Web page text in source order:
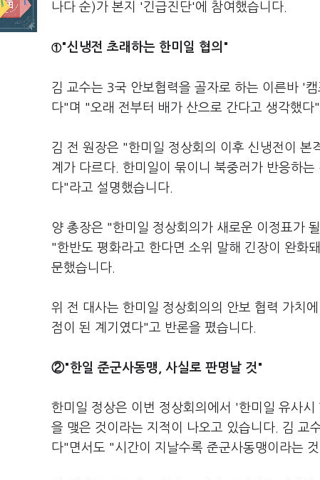
나다 순)가 본지 '긴급진단'에 참여했습니다.
①"신냉전 초래하는 한미일 협의"
김 교수는 3국 안보협력을 골자로 하는 이른바 '
다"며 "오래 전부터 배가 산으로 간다고 생각했다
김 전 원장은 "한미일 정상회의 이후 신냉전이
계가 다르다. 한미일이 묶이니 북중러가 반응하
다"라고 설명했습니다.
양 총장은 "한미일 정상회의가 새로운 이정표가
"한반도 평화라고 한다면 소위 말해 긴장이 완화
문했습니다.
위 전 대사는 한미일 정상회의의 안보 협력 가치
점이 된 계기였다"고 반론을 폈습니다.
②"한일 준군사동맹, 사실로 판명날 것"
한미일 정상은 이번 정상회의에서 '한미일 유사
을 맺은 것이라는 지적이 나오고 있습니다. 김 교
다"면서도 "시간이 지날수록 준군사동맹이라는